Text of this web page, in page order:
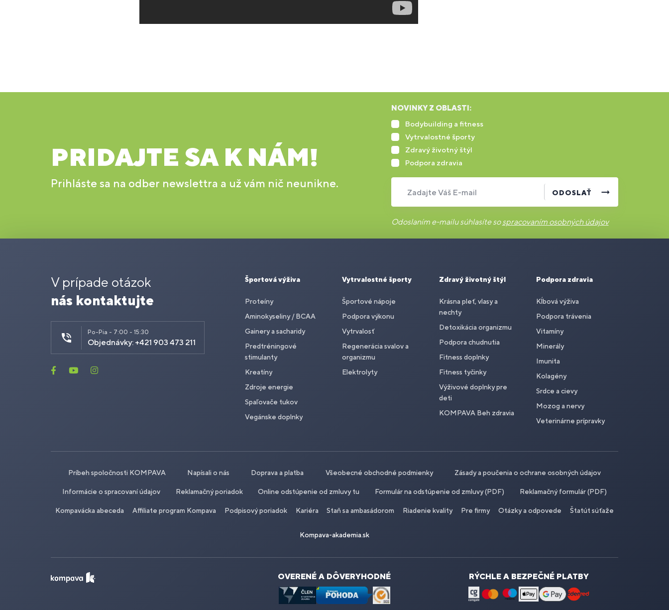
PRIDAJTE SA K NÁM!
Prihláste sa na odber newslettra a už vám nič neunikne.
NOVINKY Z OBLASTI:
Bodybuilding a fitness
Vytrvalostné športy
Zdravý životný štýl
Podpora zdravia
Zadajte Váš E-mail ODOSLAŤ
Odoslaním e-mailu súhlasíte sospracovaním osobných údajov
V prípade otázok
nás kontaktujte
Po-Pia - 7:00 - 15:30
Objednávky: +421 903 473 211
Športová výživa
Proteíny
Aminokyseliny / BCAA
Gainery a sacharidy
Predtréningové
stimulanty
Kreatíny
Zdroje energie
Spaľovače tukov
Vegánske doplnky
Vytrvalostné športy
Športové nápoje
Podpora výkonu
Vytrvalosť
Regenerácia svalov a
organizmu
Elektrolyty
Zdravý životný štýl
Krásna pleť, vlasy a
nechty
Detoxikácia organizmu
Podpora chudnutia
Fitness doplnky
Fitness tyčinky
Výživové doplnky pre
deti
KOMPAVA Beh zdravia
Podpora zdravia
Kĺbová výživa
Podpora trávenia
Vitamíny
Minerály
Imunita
Kolagény
Srdce a cievy
Mozog a nervy
Veterinárne prípravky
Príbeh spoločnosti KOMPAVA Napísali o nás Doprava a platba Všeobecné obchodné podmienky Zásady a poučenia o ochrane osobných údajov
Informácie o spracovaní údajov Reklamačný poriadok Online odstúpenie od zmluvy tu Formulár na odstúpenie od zmluvy (PDF) Reklamačný formulár (PDF)
Kompavácka abeceda Affiliate program Kompava Podpisový poriadok Kariéra Staň sa ambasádorom Riadenie kvality Pre firmy Otázky a odpovede Štatút súťaže
Kompava-akademia.sk
OVERENÉ A DÔVERYHODNÉ RÝCHLE A BEZPEČNÉ PLATBY